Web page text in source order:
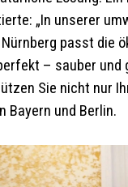
„In unserer
passt die
– sauber und
Sie nicht nur
Bayern und Berlin.